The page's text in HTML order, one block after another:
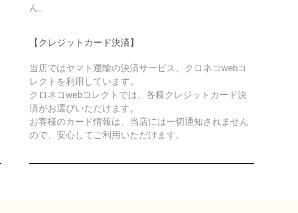
ん。
【クレジットカード決済】
当店ではヤマト運輸の決済サービス、クロネコwebコ
レクトを利用しています。
クロネコwebコレクトでは、各種クレジットカード決
済がお選びいただけます。
お客様のカード情報は、当店には一切通知されません
ので、安心してご利用いただけます。